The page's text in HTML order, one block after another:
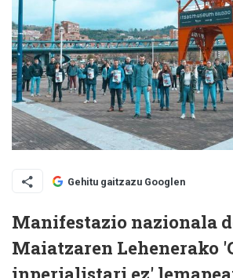
Gehitu gaitzazu Googlen
Manifestazio nazionala
Maiatzaren Lehenerako